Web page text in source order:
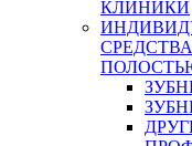
КЛИНИКИ